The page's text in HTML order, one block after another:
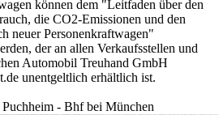
können dem "Leitfaden über den
die CO2-Emissionen und den
neuer Personenkraftwagen"
der an allen Verkaufsstellen und
Automobil Treuhand GmbH
unentgeltlich erhältlich ist.
- Bhf bei München